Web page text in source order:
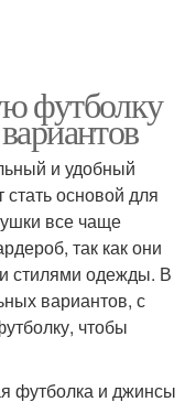
футболку
и удобный
основой для
все чаще
так как они
стилями одежды. В
вариантов, с
чтобы
футболка и джинсы